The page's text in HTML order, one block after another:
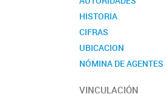
HISTORIA
CIFRAS
UBICACION
NÓMINA DE AGENTES
VINCULACIÓN